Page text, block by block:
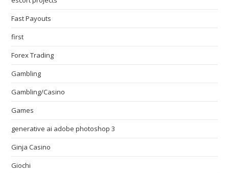
Fast Payouts
first
Forex Trading
Gambling
Gambling/Casino
Games
generative ai adobe photoshop 3
Ginja Casino
Giochi